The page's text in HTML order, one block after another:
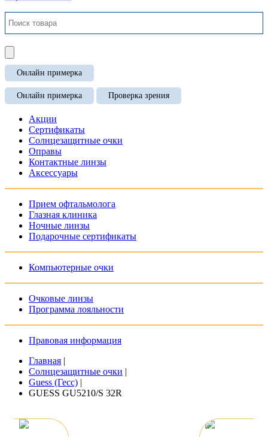
Онлайн примерка
Онлайн примерка Проверка зрения
Акции
Сертификаты
Солнцезащитные очки
Оправы
Контактные линзы
Аксессуары
Прием офтальмолога
Глазная клиника
Ночные линзы
Подарочные сертификаты
Компьютерные очки
Очковые линзы
Программа лояльности
Правовая информация
Главная |
Солнцезащитные очки |
Guess (Гесс) |
GUESS GU5210/S 32R